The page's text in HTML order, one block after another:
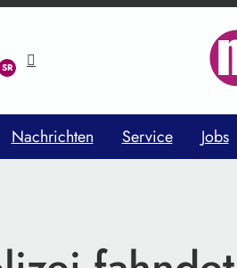
Nachrichten Service Jobs